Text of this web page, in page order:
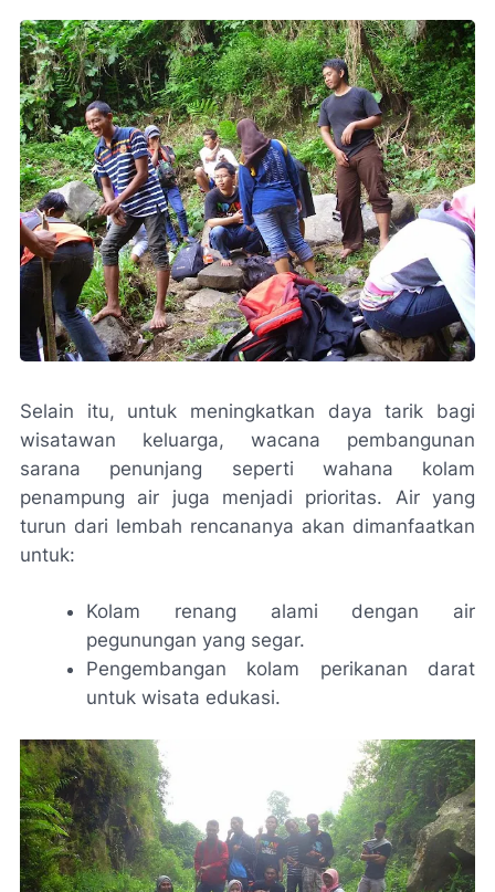
Selain itu, untuk meningkatkan daya tarik bagi
wisatawan keluarga, wacana pembangunan
sarana penunjang seperti wahana kolam
penampung air juga menjadi prioritas. Air yang
turun dari lembah rencananya akan dimanfaatkan
untuk:
Kolam renang alami dengan air
pegunungan yang segar.
Pengembangan kolam perikanan darat
untuk wisata edukasi.